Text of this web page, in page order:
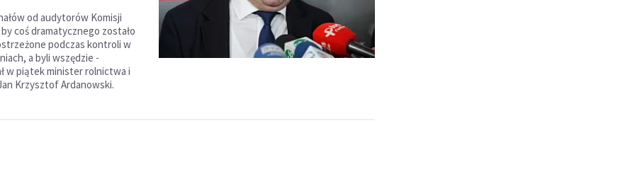
od audytorów Komisji
coś dramatycznego zostało
podczas kontroli w
a byli wszędzie -
w piątek minister rolnictwa i
Krzysztof Ardanowski.